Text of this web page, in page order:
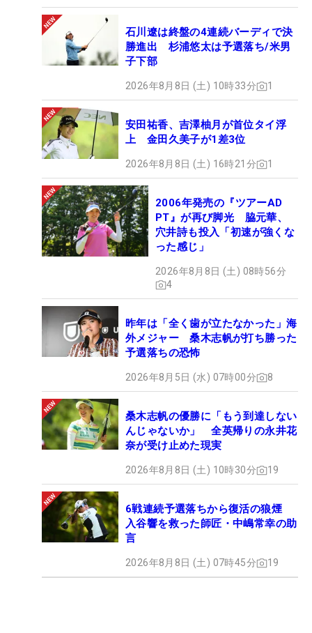
石川遼は終盤の4連続バーディで決
勝進出 杉浦悠太は予選落ち/米男
子下部
2026年8月8日 (土) 10時33分 1
安田祐香、吉澤柚月が首位タイ浮
上 金田久美子が1差3位
2026年8月8日 (土) 16時21分 1
2006年発売の『ツアーAD
PT』が再び脚光 脇元華、
穴井詩も投入「初速が強くな
った感じ」
2026年8月8日 (土) 08時56分
4
昨年は「全く歯が立たなかった」海
外メジャー 桑木志帆が打ち勝った
予選落ちの恐怖
2026年8月5日 (水) 07時00分 8
桑木志帆の優勝に「もう到達しない
んじゃないか」 全英帰りの永井花
奈が受け止めた現実
2026年8月8日 (土) 10時30分 19
6戦連続予選落ちから復活の狼煙
入谷響を救った師匠・中嶋常幸の助
言
2026年8月8日 (土) 07時45分 19